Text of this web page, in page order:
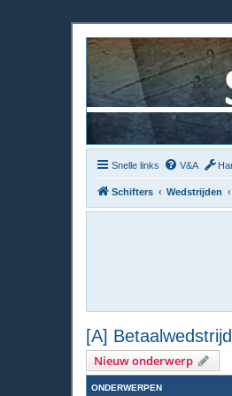
Snelle links V&A
Schifters Wedstrijden
[A]
Nieuw onderwerp
ONDERWERPEN